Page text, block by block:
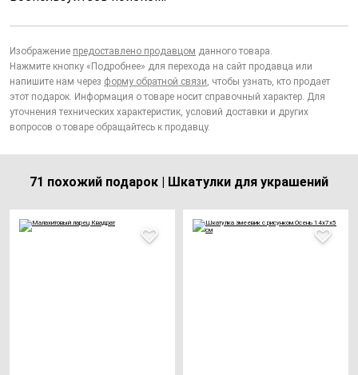
Изображение предоставлено продавцом данного товара.
Нажмите кнопку «Подробнее» для перехода на сайт продавца или
напишите нам через форму обратной связи, чтобы узнать, кто продает
этот подарок. Информация о товаре носит справочный характер. Для
уточнения технических характеристик, условий доставки и других
вопросов о товаре обращайтесь к продавцу.
71 похожий подарок | Шкатулки для украшений